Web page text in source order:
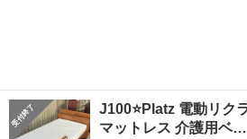
J100⭐️Platz 電動リクライニング エクレーヴ
マットレス 介護用ベ…